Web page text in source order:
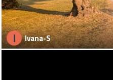
I Ivana-S